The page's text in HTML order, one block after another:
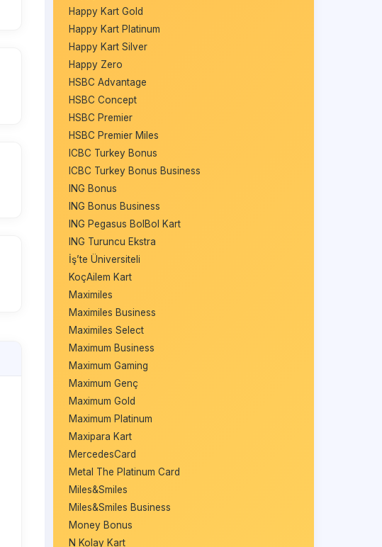
Happy Kart Gold
Happy Kart Platinum
Happy Kart Silver
Happy Zero
HSBC Advantage
HSBC Concept
HSBC Premier
HSBC Premier Miles
ICBC Turkey Bonus
ICBC Turkey Bonus Business
ING Bonus
ING Bonus Business
ING Pegasus BolBol Kart
ING Turuncu Ekstra
İş’te Üniversiteli
KoçAilem Kart
Maximiles
Maximiles Business
Maximiles Select
Maximum Business
Maximum Gaming
Maximum Genç
Maximum Gold
Maximum Platinum
Maxipara Kart
MercedesCard
Metal The Platinum Card
Miles&Smiles
Miles&Smiles Business
Money Bonus
N Kolay Kart